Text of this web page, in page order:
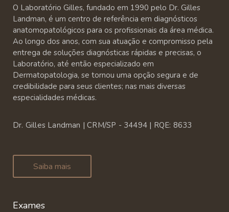
O Laboratório Gilles, fundado em 1990 pelo Dr. Gilles
Landman, é um centro de referência em diagnósticos
anatomopatológicos para os profissionais da área médica.
Ao longo dos anos, com sua atuação e compromisso pela
entrega de soluções diagnósticas rápidas e precisas, o
Laboratório, até então especializado em
Dermatopatologia, se tornou uma opção segura e de
credibilidade para seus clientes; nas mais diversas
especialidades médicas.
Dr. Gilles Landman | CRM/SP - 34494 | RQE: 8633
Saiba mais
Exames